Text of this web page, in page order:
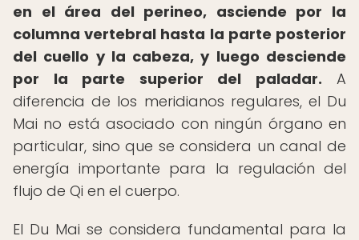
en el área del perineo, asciende por la
columna vertebral hasta la parte posterior
del cuello y la cabeza, y luego desciende
por la parte superior del paladar. A
diferencia de los meridianos regulares, el Du
Mai no está asociado con ningún órgano en
particular, sino que se considera un canal de
energía importante para la regulación del
flujo de Qi en el cuerpo.
El Du Mai se considera fundamental para la